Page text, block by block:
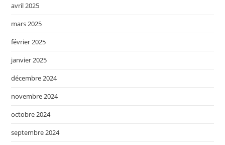
avril 2025
mars 2025
février 2025
janvier 2025
décembre 2024
novembre 2024
octobre 2024
septembre 2024